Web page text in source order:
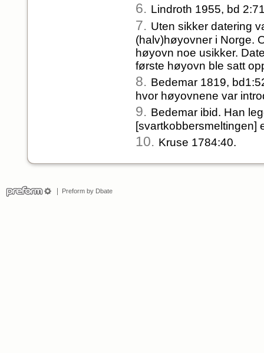
6. Lindroth 1955, bd
7. Uten sikker datering
(halv)høyovner i Norge.
høyovn noe usikker.
første høyovn ble satt
8. Bedemar 1819,
hvor høyovnene var
9. Bedemar ibid. Han
[svartkobbersmeltingen]
10. Kruse 1784:40.
Preform by Dbate